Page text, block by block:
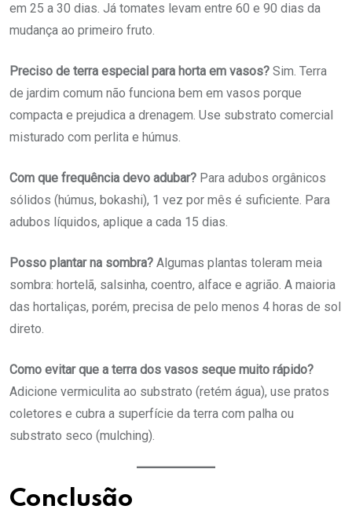
em 25 a 30 dias. Já tomates levam entre 60 e 90 dias da
mudança ao primeiro fruto.
Preciso de terra especial para horta em vasos? Sim. Terra
de jardim comum não funciona bem em vasos porque
compacta e prejudica a drenagem. Use substrato comercial
misturado com perlita e húmus.
Com que frequência devo adubar? Para adubos orgânicos
sólidos (húmus, bokashi), 1 vez por mês é suficiente. Para
adubos líquidos, aplique a cada 15 dias.
Posso plantar na sombra? Algumas plantas toleram meia
sombra: hortelã, salsinha, coentro, alface e agrião. A maioria
das hortaliças, porém, precisa de pelo menos 4 horas de sol
direto.
Como evitar que a terra dos vasos seque muito rápido?
Adicione vermiculita ao substrato (retém água), use pratos
coletores e cubra a superfície da terra com palha ou
substrato seco (mulching).
Conclusão